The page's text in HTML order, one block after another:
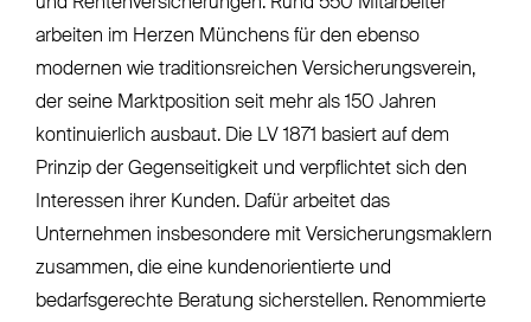
arbeiten im Herzen Münchens für den ebenso
modernen wie traditionsreichen Versicherungsverein,
der seine Marktposition seit mehr als 150 Jahren
kontinuierlich ausbaut. Die LV 1871 basiert auf dem
Prinzip der Gegenseitigkeit und verpflichtet sich den
Interessen ihrer Kunden. Dafür arbeitet das
Unternehmen insbesondere mit Versicherungsmaklern
zusammen, die eine kundenorientierte und
bedarfsgerechte Beratung sicherstellen. Renommierte